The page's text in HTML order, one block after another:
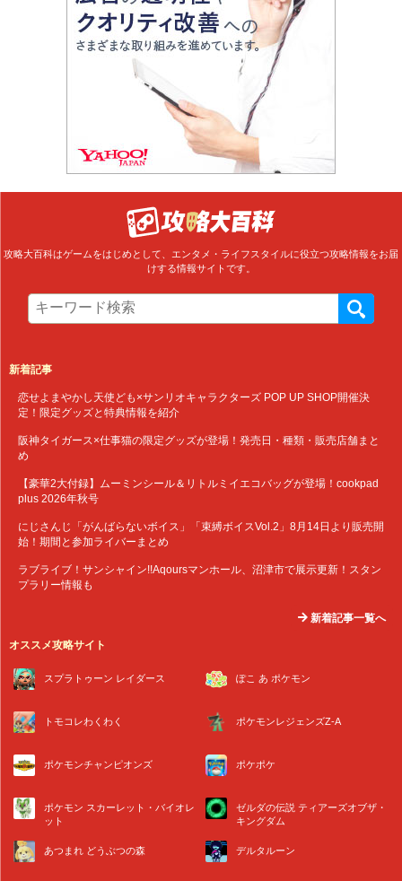
攻略大百科はゲームをはじめとして、エンタメ・ライフスタイルに役立つ攻略情報をお届
けする情報サイトです。
新着記事
恋せよまやかし天使ども×サンリオキャラクターズ POP UP SHOP開催決
定！限定グッズと特典情報を紹介
阪神タイガース×仕事猫の限定グッズが登場！発売日・種類・販売店舗まと
め
【豪華2大付録】ムーミンシール＆リトルミイエコバッグが登場！cookpad
plus 2026年秋号
にじさんじ「がんばらないボイス」「束縛ボイスVol.2」8月14日より販売開
始！期間と参加ライバーまとめ
ラブライブ！サンシャイン!!Aqoursマンホール、沼津市で展示更新！スタン
プラリー情報も
新着記事一覧へ
オススメ攻略サイト
スプラトゥーン レイダース ぽこ あ ポケモン
トモコレわくわく ポケモンレジェンズZ-A
ポケモンチャンピオンズ ポケポケ
ポケモン スカーレット・バイオレ
ット
ゼルダの伝説 ティアーズオブザ・
キングダム
あつまれ どうぶつの森 デルタルーン